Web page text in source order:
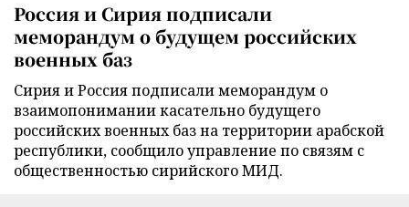
Россия и Сирия подписали
меморандум о будущем российских
военных баз
Сирия и Россия подписали меморандум о
взаимопонимании касательно будущего
российских военных баз на территории арабской
республики, сообщило управление по связям с
общественностью сирийского МИД.